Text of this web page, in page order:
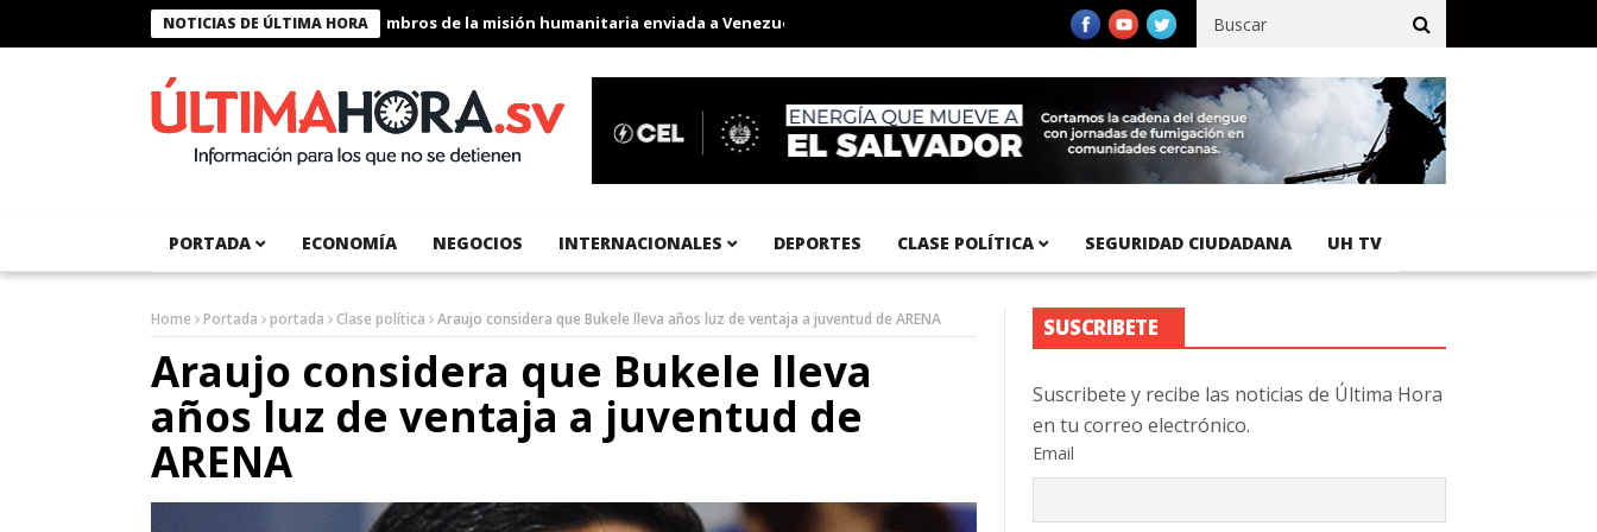
NOTICIAS DE ÚLTIMA HORA
Presidente Bukele condecora a miembros de la misión humanitaria enviada a Venezuela Aeropuerto Internacional del Pacífico registra 92 % de avance en obras de terracería
PORTADA ECONOMÍA NEGOCIOS INTERNACIONALES DEPORTES CLASE POLÍTICA SEGURIDAD CIUDADANA UH TV
Home Portada portada Clase política Araujo considera que Bukele lleva años luz de ventaja a juventud de ARENA
Araujo considera que Bukele lleva
años luz de ventaja a juventud de
ARENA
SUSCRIBETE
Suscribete y recibe las noticias de Última Hora
en tu correo electrónico.
Email